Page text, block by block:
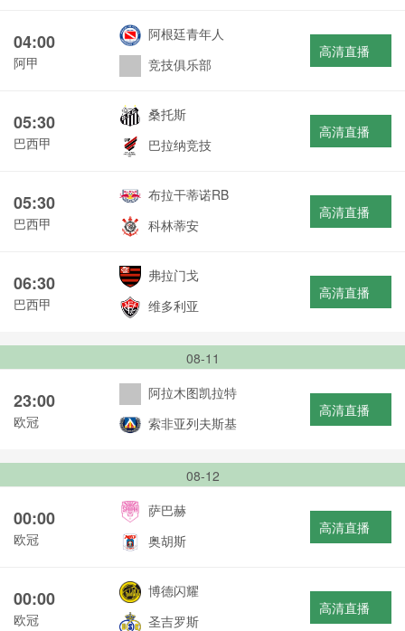
04:00
阿甲
阿根廷青年人
竞技俱乐部
高清直播
05:30
巴西甲
桑托斯
巴拉纳竞技
高清直播
05:30
巴西甲
布拉干蒂诺RB
科林蒂安
高清直播
06:30
巴西甲
弗拉门戈
维多利亚
高清直播
08-11
23:00
欧冠
阿拉木图凯拉特
索非亚列夫斯基
高清直播
08-12
00:00
欧冠
萨巴赫
奥胡斯
高清直播
00:00
欧冠
博德闪耀
圣吉罗斯
高清直播